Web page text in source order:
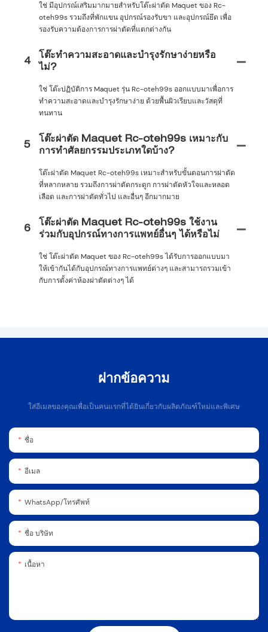
ใช่ มีอุปกรณ์เสริมมากมายสำหรับโต๊ะผ่าตัด Maquet ของ Rc-
oteh99s รวมถึงที่พักแขน อุปกรณ์รองรับขา และอุปกรณ์ยึด เพื่อ
รองรับความต้องการการผ่าตัดที่แตกต่างกัน
4
โต๊ะทำความสะอาดและบำรุงรักษาง่ายหรือ
ไม่?
ใช่ โต๊ะปฏิบัติการ Maquet รุ่น Rc-oteh99s ออกแบบมาเพื่อการ
ทำความสะอาดและบำรุงรักษาง่าย ด้วยพื้นผิวเรียบและวัสดุที่
ทนทาน
5
โต๊ะผ่าตัด Maquet Rc-oteh99s เหมาะกับ
การทำศัลยกรรมประเภทใดบ้าง?
โต๊ะผ่าตัด Maquet Rc-oteh99s เหมาะสำหรับขั้นตอนการผ่าตัด
ที่หลากหลาย รวมถึงการผ่าตัดกระดูก การผ่าตัดหัวใจและหลอด
เลือด และการผ่าตัดทั่วไป และอื่นๆ อีกมากมาย
6
โต๊ะผ่าตัด Maquet Rc-oteh99s ใช้งาน
ร่วมกับอุปกรณ์ทางการแพทย์อื่นๆ ได้หรือไม่
ใช่ โต๊ะผ่าตัด Maquet ของ Rc-oteh99s ได้รับการออกแบบมา
ให้เข้ากันได้กับอุปกรณ์ทางการแพทย์ต่างๆ และสามารถรวมเข้า
กับการตั้งค่าห้องผ่าตัดต่างๆ ได้
ฝากข้อความ
ใส่อีเมลของคุณเพื่อเป็นคนแรกที่ได้ยินเกี่ยวกับผลิตภัณฑ์ใหม่และพิเศษ
ชื่อ
อีเมล
WhatsApp/โทรศัพท์
ชื่อ บริษัท
เนื้อหา